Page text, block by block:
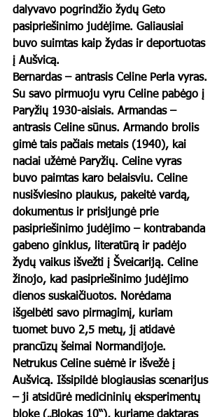
dalyvavo pogrindžio žydų Geto
pasipriešinimo judėjime. Galiausiai
buvo suimtas kaip žydas ir deportuotas
į Aušvicą.
Bernardas – antrasis Celine Perla vyras.
Su savo pirmuoju vyru Celine pabėgo į
Paryžių 1930-aisiais. Armandas –
antrasis Celine sūnus. Armando brolis
gimė tais pačiais metais (1940), kai
naciai užėmė Paryžių. Celine vyras
buvo paimtas karo belaisviu. Celine
nusišviesino plaukus, pakeitė vardą,
dokumentus ir prisijungė prie
pasipriešinimo judėjimo – kontrabanda
gabeno ginklus, literatūrą ir padėjo
žydų vaikus išvežti į Šveicariją. Celine
žinojo, kad pasipriešinimo judėjimo
dienos suskaičiuotos. Norėdama
išgelbėti savo pirmagimį, kuriam
tuomet buvo 2,5 metų, jį atidavė
prancūzų šeimai Normandijoje.
Netrukus Celine suėmė ir išvežė į
Aušvicą. Išsipildė blogiausias scenarijus
– ji atsidūrė medicininių eksperimentų
bloke („Blokas 10“), kuriame daktaras